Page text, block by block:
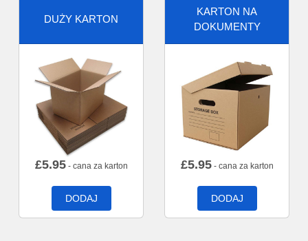
DUŻY KARTON
£5.95- cana za karton
DODAJ
KARTON NA
DOKUMENTY
£5.95- cana za karton
DODAJ